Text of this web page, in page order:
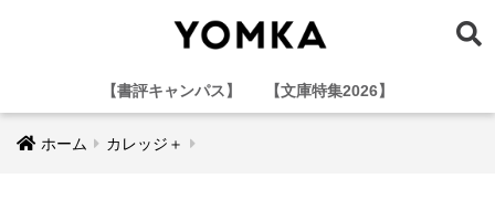
【書評キャンパス】 【文庫特集2026】
ホーム カレッジ＋